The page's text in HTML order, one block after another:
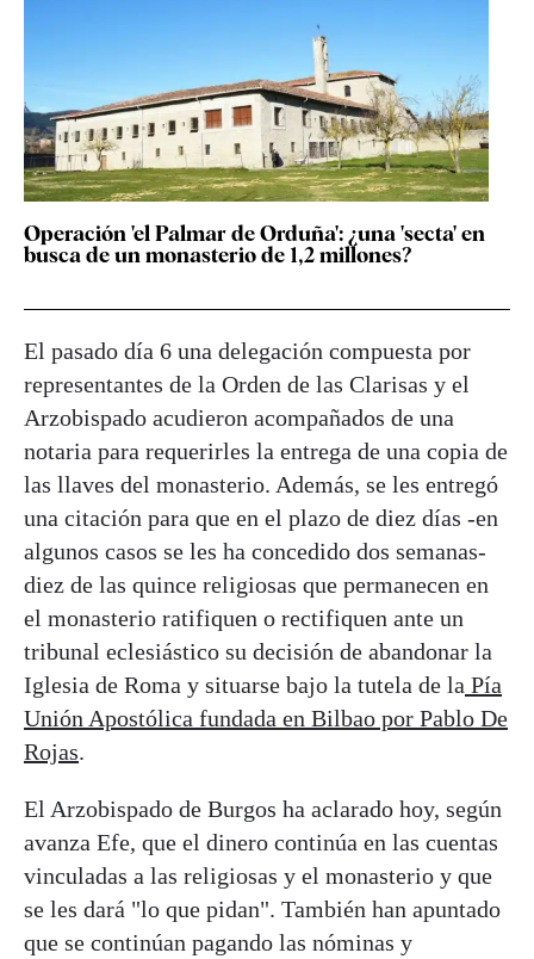
Operación 'el Palmar de Orduña': ¿una 'secta' en
busca de un monasterio de 1,2 millones?
El pasado día 6 una delegación compuesta por
representantes de la Orden de las Clarisas y el
Arzobispado acudieron acompañados de una
notaria para requerirles la entrega de una copia de
las llaves del monasterio. Además, se les entregó
una citación para que en el plazo de diez días -en
algunos casos se les ha concedido dos semanas-
diez de las quince religiosas que permanecen en
el monasterio ratifiquen o rectifiquen ante un
tribunal eclesiástico su decisión de abandonar la
Iglesia de Roma y situarse bajo la tutela de la Pía
Unión Apostólica fundada en Bilbao por Pablo De
Rojas.
El Arzobispado de Burgos ha aclarado hoy, según
avanza Efe, que el dinero continúa en las cuentas
vinculadas a las religiosas y el monasterio y que
se les dará "lo que pidan". También han apuntado
que se continúan pagando las nóminas y